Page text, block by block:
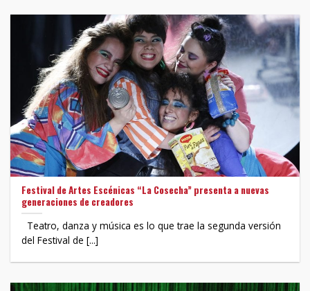
Festival de Artes Escénicas “La Cosecha” presenta a nuevas
generaciones de creadores
Teatro, danza y música es lo que trae la segunda versión
del Festival de [...]